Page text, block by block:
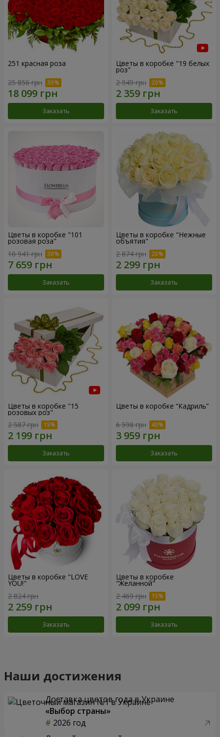
251 красная роза
25 856 грн
Заказать
Цветы в коробке "19 белых
роз"
2 949 грн
Заказать
Цветы в коробке "101
розовая роза"
10 941 грн
Заказать
Цветы в коробке "Нежные
объятия"
2 874 грн
Заказать
Цветы в коробке "15
розовых роз"
2 587 грн
Заказать
Цветы в коробке “Кадриль”
6 598 грн
Заказать
Цветы в коробке "LOVE
YOU!"
2 824 грн
Заказать
Цветы в коробке
"Желанной"
2 469 грн
Заказать
Наши достижения
Доставка цветов года в Украине
«Выбор страны»
2026 год